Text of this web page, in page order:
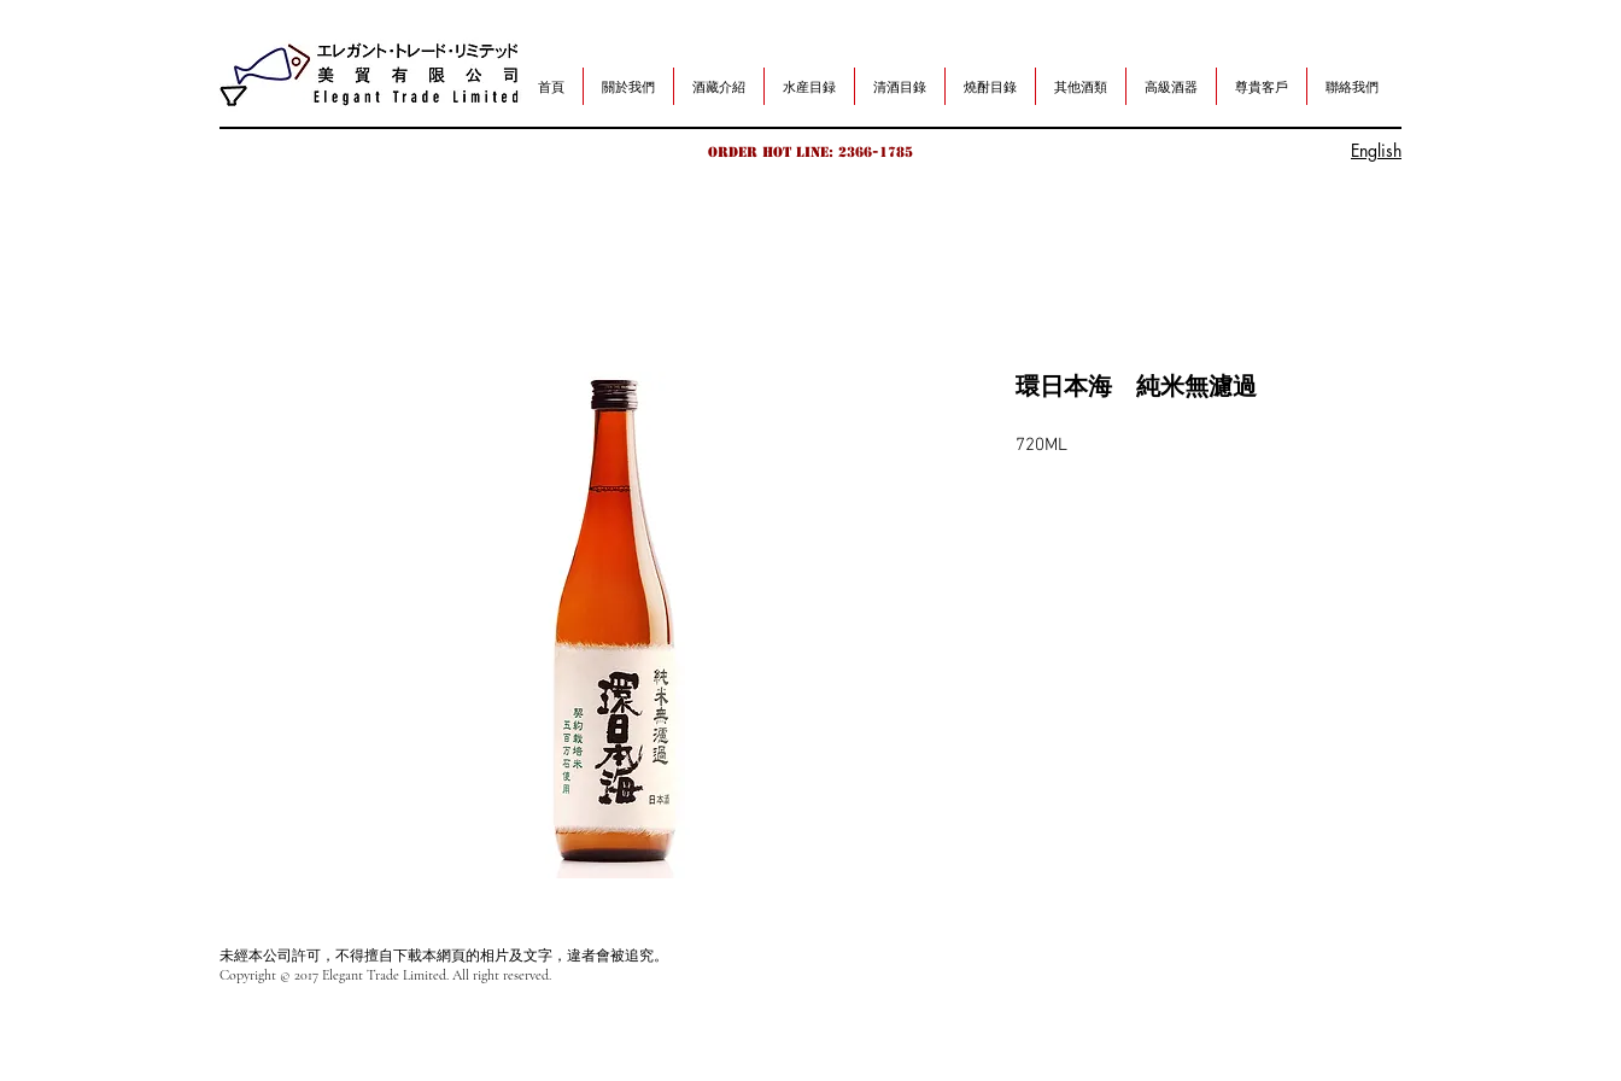
首頁 關於我們 酒藏介紹 水産目録 清酒目錄 燒酎目錄 其他酒類 高級酒器 尊貴客戶 聯絡我們
Order hot line: 2366-1785 English
環日本海 純米無濾過
720ML
未經本公司許可，不得擅自下載本網頁的相片及文字，違者會被追究。
Copyright © 2017 Elegant Trade Limited. All right reserved.